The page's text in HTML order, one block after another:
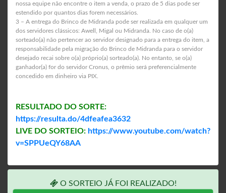
nossa equipe não encontre o item a venda, o prazo de 5 dias pode ser
estendido por quantos dias forem necessários.
3 – A entrega do Brinco de Midranda pode ser realizada em qualquer um
dos servidores clássicos: Awell, Migal ou Midranda. No caso de o(a)
sorteado(a) não pertencer ao servidor designado para a entrega do item, a
responsabilidade pela migração do Brinco de Midranda para o servidor
desejado recai sobre o(a) próprio(a) sorteado(a). No entanto, se o(a)
ganhador(a) for do servidor Cronus, o prêmio será preferencialmente
concedido em dinheiro via PIX.
RESULTADO DO SORTE:
https://resulta.do/4dfeafea3632
LIVE DO SORTEIO: https://www.youtube.com/watch?
v=SPPUeQY68AA
O SORTEIO JÁ FOI REALIZADO!